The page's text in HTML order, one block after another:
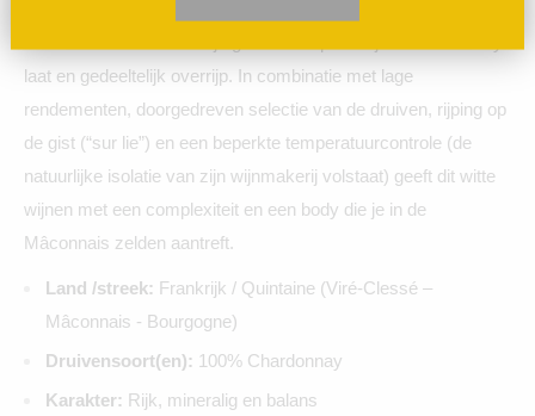
laat en gedeeltelijk overrijp. In combinatie met lage
rendementen, doorgedreven selectie van de druiven, rijping op
de gist (“sur lie”) en een beperkte temperatuurcontrole (de
natuurlijke isolatie van zijn wijnmakerij volstaat) geeft dit witte
wijnen met een complexiteit en een body die je in de
Mâconnais zelden aantreft.
Land /streek: Frankrijk / Quintaine (Viré-Clessé –
Mâconnais - Bourgogne)
Druivensoort(en): 100% Chardonnay
Karakter: Rijk, mineralig en balans